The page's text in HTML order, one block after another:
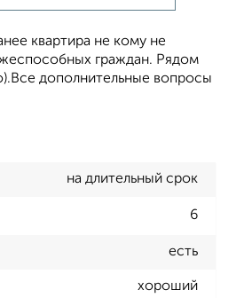
квартира не кому не
граждан. Рядом
дополнительные вопросы
на длительный срок
6
есть
хороший